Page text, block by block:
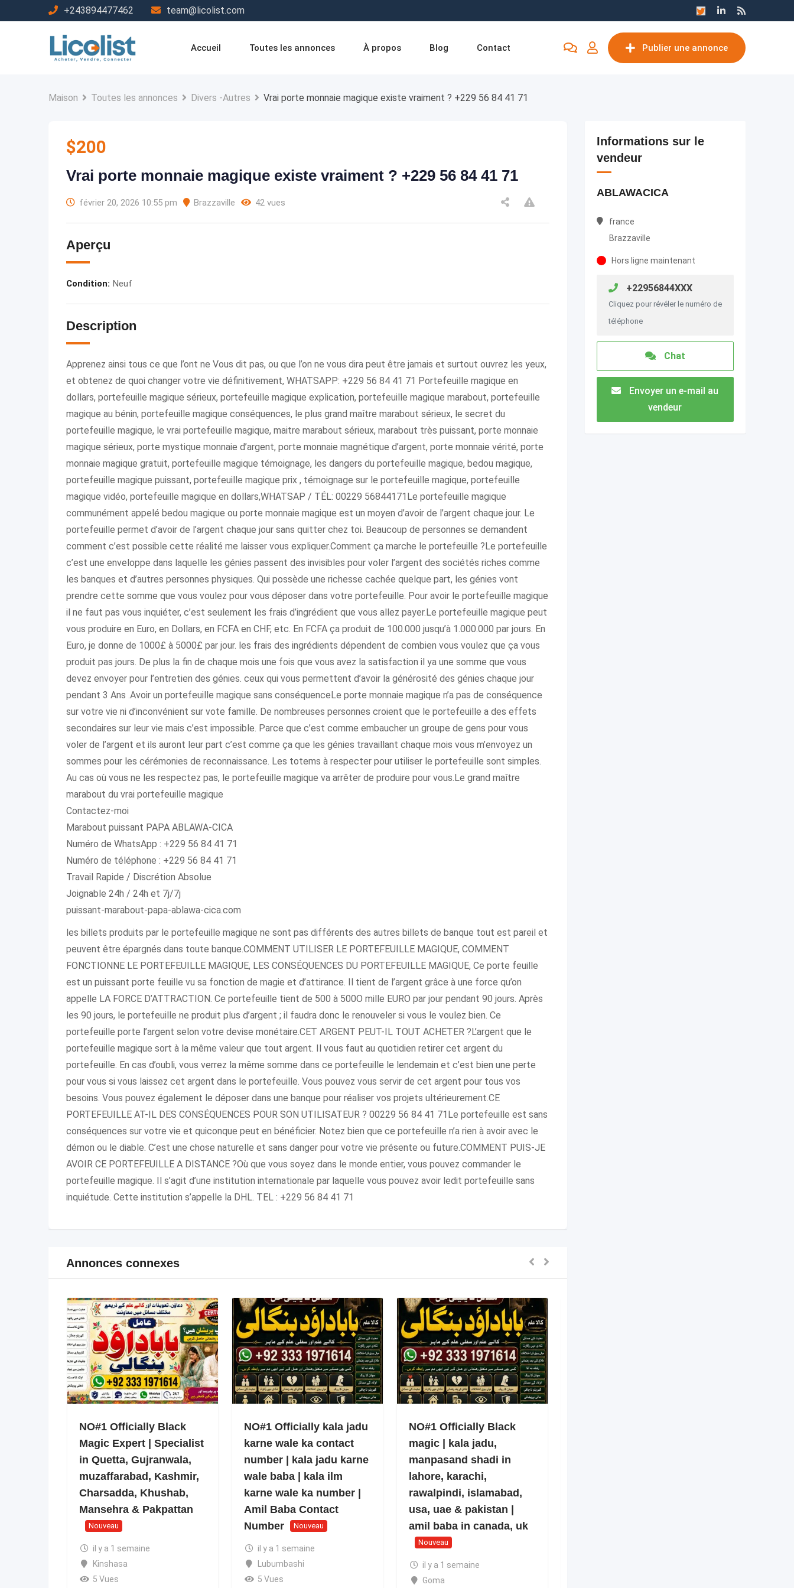
au
+243894477462 team@licolist.com
Accueil Toutes les annonces À propos Blog Contact Publier une annonce
Maison Toutes les annonces Divers -Autres Vrai porte monnaie magique existe vraiment ? +229 56 84 41 71
$200
Vrai porte monnaie magique existe vraiment ? +229 56 84 41 71
février 20, 2026 10:55 pm Brazzaville 42 vues
Aperçu
Condition: Neuf
Description
Apprenez ainsi tous ce que l’ont ne Vous dit pas, ou que l’on ne vous dira peut être jamais et surtout ouvrez les yeux,
et obtenez de quoi changer votre vie définitivement, WHATSAPP: +229 56 84 41 71 Portefeuille magique en
dollars, portefeuille magique sérieux, portefeuille magique explication, portefeuille magique marabout, portefeuille
magique au bénin, portefeuille magique conséquences, le plus grand maître marabout sérieux, le secret du
portefeuille magique, le vrai portefeuille magique, maitre marabout sérieux, marabout très puissant, porte monnaie
magique sérieux, porte mystique monnaie d’argent, porte monnaie magnétique d’argent, porte monnaie vérité, porte
monnaie magique gratuit, portefeuille magique témoignage, les dangers du portefeuille magique, bedou magique,
portefeuille magique puissant, portefeuille magique prix , témoignage sur le portefeuille magique, portefeuille
magique vidéo, portefeuille magique en dollars,WHATSAP / TÉL: 00229 56844171Le portefeuille magique
communément appelé bedou magique ou porte monnaie magique est un moyen d’avoir de l’argent chaque jour. Le
portefeuille permet d’avoir de l’argent chaque jour sans quitter chez toi. Beaucoup de personnes se demandent
comment c’est possible cette réalité me laisser vous expliquer.Comment ça marche le portefeuille ?Le portefeuille
c’est une enveloppe dans laquelle les génies passent des invisibles pour voler l’argent des sociétés riches comme
les banques et d’autres personnes physiques. Qui possède une richesse cachée quelque part, les génies vont
prendre cette somme que vous voulez pour vous déposer dans votre portefeuille. Pour avoir le portefeuille magique
il ne faut pas vous inquiéter, c’est seulement les frais d’ingrédient que vous allez payer.Le portefeuille magique peut
vous produire en Euro, en Dollars, en FCFA en CHF, etc. En FCFA ça produit de 100.000 jusqu’à 1.000.000 par jours. En
Euro, je donne de 1000£ à 5000£ par jour. les frais des ingrédients dépendent de combien vous voulez que ça vous
produit pas jours. De plus la fin de chaque mois une fois que vous avez la satisfaction il ya une somme que vous
devez envoyer pour l’entretien des génies. ceux qui vous permettent d’avoir la générosité des génies chaque jour
pendant 3 Ans .Avoir un portefeuille magique sans conséquenceLe porte monnaie magique n’a pas de conséquence
sur votre vie ni d’inconvénient sur vote famille. De nombreuses personnes croient que le portefeuille a des effets
secondaires sur leur vie mais c’est impossible. Parce que c’est comme embaucher un groupe de gens pour vous
voler de l’argent et ils auront leur part c’est comme ça que les génies travaillant chaque mois vous m’envoyez un
sommes pour les cérémonies de reconnaissance. Les totems à respecter pour utiliser le portefeuille sont simples.
Au cas où vous ne les respectez pas, le portefeuille magique va arrêter de produire pour vous.Le grand maître
marabout du vrai portefeuille magique
Contactez-moi
Marabout puissant PAPA ABLAWA-CICA
Numéro de WhatsApp : +229 56 84 41 71
Numéro de téléphone : +229 56 84 41 71
Travail Rapide / Discrétion Absolue
Joignable 24h / 24h et 7j/7j
puissant-marabout-papa-ablawa-cica.com
les billets produits par le portefeuille magique ne sont pas différents des autres billets de banque tout est pareil et
peuvent être épargnés dans toute banque.COMMENT UTILISER LE PORTEFEUILLE MAGIQUE, COMMENT
FONCTIONNE LE PORTEFEUILLE MAGIQUE, LES CONSÉQUENCES DU PORTEFEUILLE MAGIQUE, Ce porte feuille
est un puissant porte feuille vu sa fonction de magie et d’attirance. Il tient de l’argent grâce à une force qu’on
appelle LA FORCE D’ATTRACTION. Ce portefeuille tient de 500 à 500O mille EURO par jour pendant 90 jours. Après
les 90 jours, le portefeuille ne produit plus d’argent ; il faudra donc le renouveler si vous le voulez bien. Ce
portefeuille porte l’argent selon votre devise monétaire.CET ARGENT PEUT-IL TOUT ACHETER ?L’argent que le
portefeuille magique sort à la même valeur que tout argent. Il vous faut au quotidien retirer cet argent du
portefeuille. En cas d’oubli, vous verrez la même somme dans ce portefeuille le lendemain et c’est bien une perte
pour vous si vous laissez cet argent dans le portefeuille. Vous pouvez vous servir de cet argent pour tous vos
besoins. Vous pouvez également le déposer dans une banque pour réaliser vos projets ultérieurement.CE
PORTEFEUILLE AT-IL DES CONSÉQUENCES POUR SON UTILISATEUR ? 00229 56 84 41 71Le portefeuille est sans
conséquences sur votre vie et quiconque peut en bénéficier. Notez bien que ce portefeuille n’a rien à avoir avec le
démon ou le diable. C’est une chose naturelle et sans danger pour votre vie présente ou future.COMMENT PUIS-JE
AVOIR CE PORTEFEUILLE A DISTANCE ?Où que vous soyez dans le monde entier, vous pouvez commander le
portefeuille magique. Il s’agit d’une institution internationale par laquelle vous pouvez avoir ledit portefeuille sans
inquiétude. Cette institution s’appelle la DHL. TEL : +229 56 84 41 71
Annonces connexes
NO#1 Officially Black
Magic Expert | Specialist
in Quetta, Gujranwala,
muzaffarabad, Kashmir,
Charsadda, Khushab,
Mansehra & Pakpattan
Nouveau
il y a 1 semaine
Kinshasa
5 Vues
NO#1 Officially kala jadu
karne wale ka contact
number | kala jadu karne
wale baba | kala ilm
karne wale ka number |
Amil Baba Contact
Number
Nouveau
il y a 1 semaine
Lubumbashi
5 Vues
NO#1 Officially Black
magic | kala jadu,
manpasand shadi in
lahore, karachi,
rawalpindi, islamabad,
usa, uae & pakistan |
amil baba in canada, uk
Nouveau
il y a 1 semaine
Goma
Informations sur le
vendeur
ABLAWACICA
france
Brazzaville
Hors ligne maintenant
+22956844XXX
Cliquez pour révéler le numéro de
téléphone
Chat
Envoyer un e-mail au
vendeur